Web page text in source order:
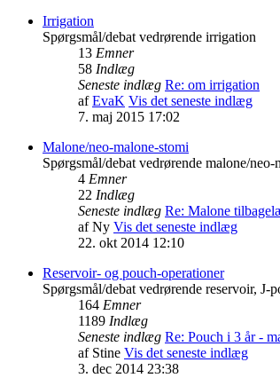
Irrigation
Spørgsmål/debat vedrørende irrigation
13 Emner
58 Indlæg
Seneste indlæg Re: om irrigation
afEvaK Vis det seneste indlæg
7. maj 2015 17:02
Malone/neo-malone-stomi
Spørgsmål/debat vedrørende malone/
4 Emner
22 Indlæg
Seneste indlæg Re: Malone
afNy Vis det seneste indlæg
22. okt 2014 12:10
Reservoir- og pouch-operationer
Spørgsmål/debat vedrørende reservoir,
164 Emner
1189 Indlæg
Seneste indlæg Re: Pouch i 3 år -
af Stine Vis det seneste indlæg
3. dec 2014 23:38